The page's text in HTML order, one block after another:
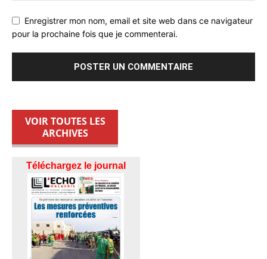
Enregistrer mon nom, email et site web dans ce navigateur
pour la prochaine fois que je commenterai.
VOIR TOUTES LES
ARCHIVES